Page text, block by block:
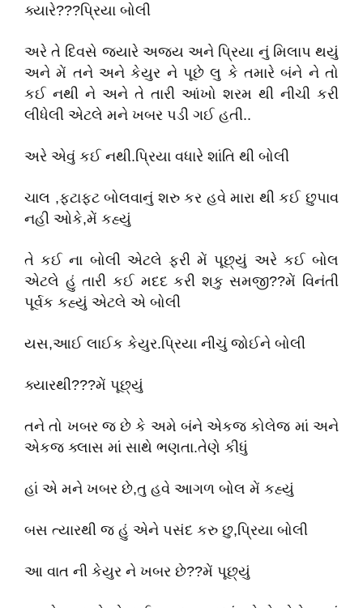
ક્યારે???પ્રિયા બોલી
અરે તે દિવસે જયારે અજય અને પ્રિયા નું મિલાપ થયું
અને મેં તને અને કેયુર ને પૂછે લુ કે તમારે બંને ને તો
કઈ નથી ને અને તે તારી આંખો શરમ થી નીચી કરી
લીધેલી એટલે મને ખબર પડી ગઈ હતી..
અરે એવું કઈ નથી.પ્રિયા વધારે શાંતિ થી બોલી
ચાલ ,ફટાફટ બોલવાનું શરુ કર હવે મારા થી કઈ છુપાવ
નહી ઓકે,મેં કહ્યું
તે કઈ ના બોલી એટલે ફરી મેં પૂછ્યું અરે કઈ બોલ
એટલે હું તારી કઈ મદદ કરી શકુ સમજી??મેં વિનંતી
પૂર્વક કહ્યું એટલે એ બોલી
યસ,આઈ લાઈક કેયુર.પ્રિયા નીચું જોઈને બોલી
ક્યારથી???મેં પૂછ્યું
તને તો ખબર જ છે કે અમે બંને એકજ કોલેજ માં અને
એકજ ક્લાસ માં સાથે ભણતા.તેણે કીધું
હાં એ મને ખબર છે,તુ હવે આગળ બોલ મેં કહ્યું
બસ ત્યારથી જ હું એને પસંદ કરુ છુ,પ્રિયા બોલી
આ વાત ની કેયુર ને ખબર છે??મેં પૂછ્યું